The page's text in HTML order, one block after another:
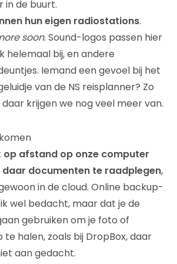
in de buurt.
hun eigen radiostations.
soon. Sound-logos passen hier
helemaal bij, en andere
Iemand een gevoel bij het
van de NS reisplanner? Zo
krijgen we nog veel meer van.
op afstand op onze computer
daar documenten te raadplegen,
in de cloud. Online backup-
wel bedacht, maar dat je de
gebruiken om je foto of
halen, zoals bij DropBox, daar
aan gedacht.